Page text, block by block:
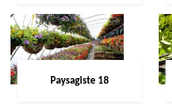
Paysagiste 18